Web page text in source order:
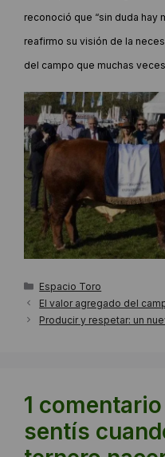
reconoció que “sin duda hay
reafirmo su visión de la
del campo que muchas
Categorías
Espacio Toro
El valor agregado del
Producir y respetar: un
1
sentís